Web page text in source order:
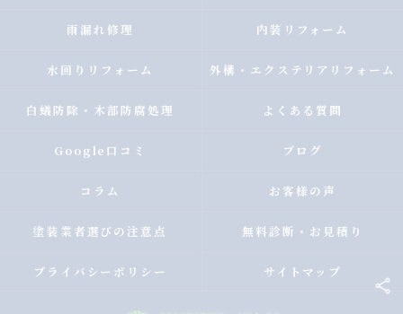
雨漏れ修理 内装リフォーム
水回りリフォーム 外構・エクステリアリフォーム
白蟻防除・木部防腐処理 よくある質問
Google口コミ ブログ
コラム お客様の声
塗装業者選びの注意点 無料診断・お見積り
プライバシーポリシー サイトマップ